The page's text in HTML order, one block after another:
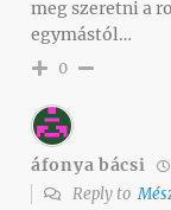
meg szeretni a
egymástól…
0
áfonya bácsi
Reply to